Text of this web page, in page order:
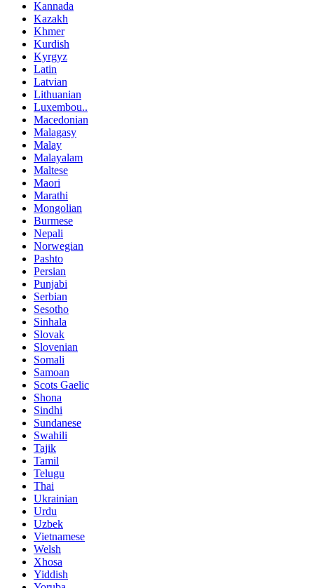
Kannada
Kazakh
Khmer
Kurdish
Kyrgyz
Latin
Latvian
Lithuanian
Luxembou..
Macedonian
Malagasy
Malay
Malayalam
Maltese
Maori
Marathi
Mongolian
Burmese
Nepali
Norwegian
Pashto
Persian
Punjabi
Serbian
Sesotho
Sinhala
Slovak
Slovenian
Somali
Samoan
Scots Gaelic
Shona
Sindhi
Sundanese
Swahili
Tajik
Tamil
Telugu
Thai
Ukrainian
Urdu
Uzbek
Vietnamese
Welsh
Xhosa
Yiddish